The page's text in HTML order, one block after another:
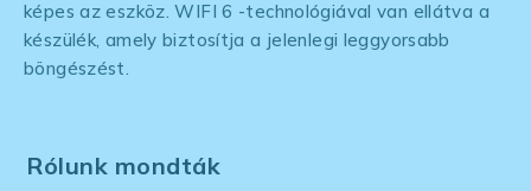
képes az eszköz. WIFI 6 -technológiával van ellátva a
készülék, amely biztosítja a jelenlegi leggyorsabb
böngészést.
Rólunk mondták